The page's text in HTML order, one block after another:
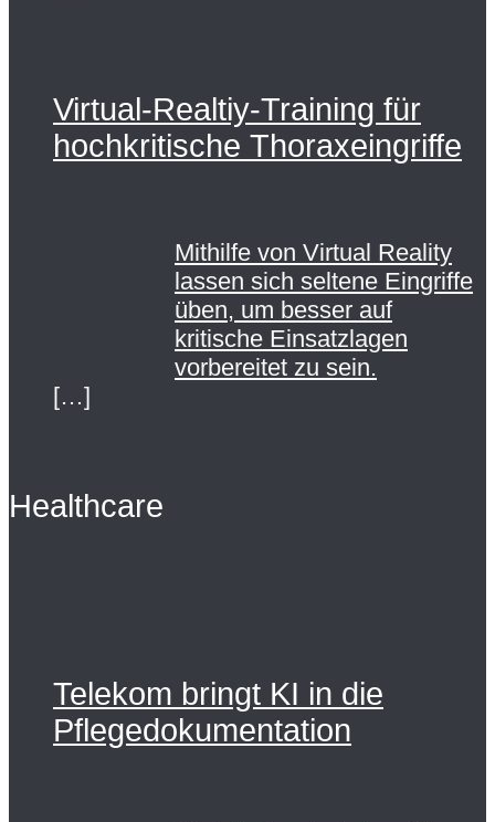
Virtual-Realtiy-Training für
hochkritische Thoraxeingriffe
Mithilfe von Virtual Reality
lassen sich seltene Eingriffe
üben, um besser auf
kritische Einsatzlagen
vorbereitet zu sein.
[…]
Healthcare
Telekom bringt KI in die
Pflegedokumentation